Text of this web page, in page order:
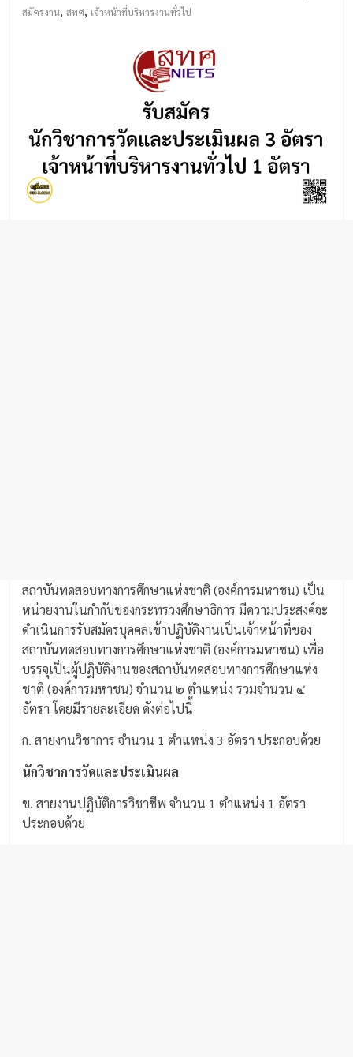
สมัครงาน,สทศ, เจ้าหน้าที่บริหารงานทั่วไป
สถาบันทดสอบทางการศึกษาแห่งชาติ (องค์การมหาชน) เป็น
หน่วยงานในกำกับของกระทรวงศึกษาธิการ มีความประสงค์จะ
ดำเนินการรับสมัครบุคคลเข้าปฏิบัติงานเป็นเจ้าหน้าที่ของ
สถาบันทดสอบทางการศึกษาแห่งชาติ (องค์การมหาชน) เพื่อ
บรรจุเป็นผู้ปฏิบัติงานของสถาบันทดสอบทางการศึกษาแห่ง
ชาติ (องค์การมหาชน) จำนวน ๒ ตำแหน่ง รวมจำนวน ๔
อัตรา โดยมีรายละเอียด ดังต่อไปนี้
ก. สายงานวิชาการ จำนวน 1 ตำแหน่ง 3 อัตรา ประกอบด้วย
นักวิชาการวัดและประเมินผล
ข. สายงานปฏิบัติการวิชาชีพ จำนวน 1 ตำแหน่ง 1 อัตรา
ประกอบด้วย